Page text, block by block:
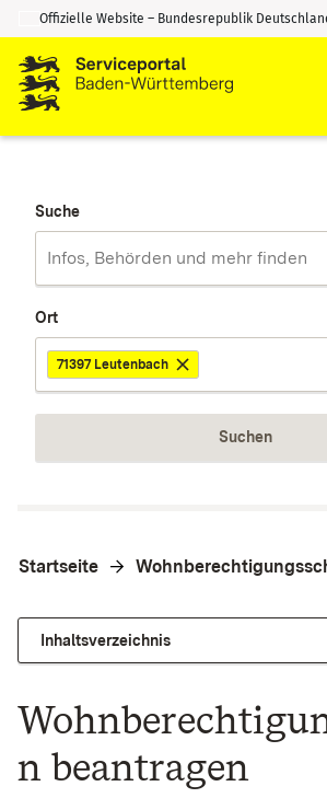
Zum Inhalt springen
Zur Suche springen
Offizielle Website – Bundesrepublik
Suche
Ort
71397 Leutenbach
Suchen
Startseite
Inhaltsverzeichnis
n beantragen